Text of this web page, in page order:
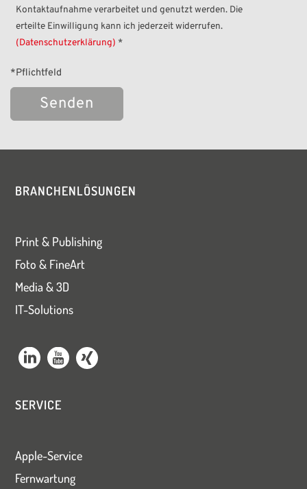
Kontaktaufnahme verarbeitet und genutzt werden. Die
erteilte Einwilligung kann ich jederzeit widerrufen.
(Datenschutzerklärung) *
*Pflichtfeld
dieses
Feld
BRANCHENLÖSUNGEN
Print & Publishing
Foto & FineArt
Media & 3D
IT-Solutions
SERVICE
Apple-Service
Fernwartung